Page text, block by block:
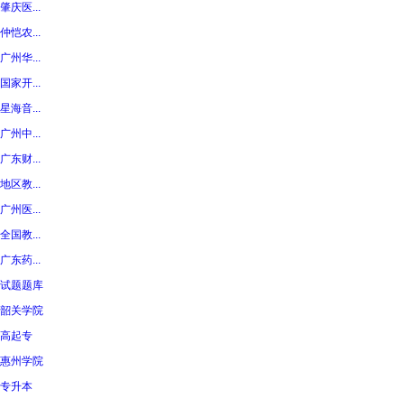
肇庆医...
仲恺农...
广州华...
国家开...
星海音...
广州中...
广东财...
地区教...
广州医...
全国教...
广东药...
试题题库
韶关学院
高起专
惠州学院
专升本